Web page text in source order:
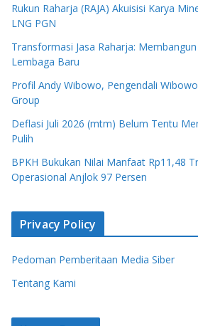
Rukun Raharja (RAJA) Akuisisi Karya
LNG PGN
Transformasi Jasa Raharja:
Lembaga Baru
Profil Andy Wibowo, Pengendali
Group
Deflasi Juli 2026 (mtm) Belum Tentu
Pulih
BPKH Bukukan Nilai Manfaat Rp11,48
Operasional Anjlok 97 Persen
Privacy Policy
Pedoman Pemberitaan Media Siber
Tentang Kami